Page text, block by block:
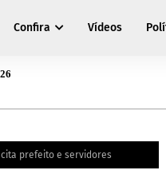
Confira Vídeos
prefeito e servidores